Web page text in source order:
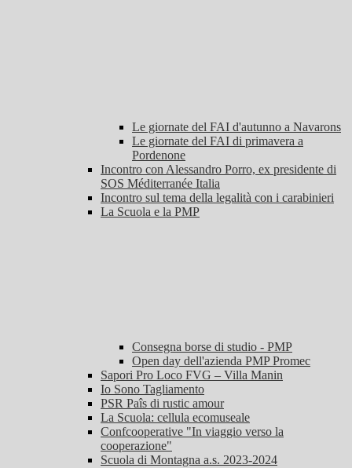
Le giornate del FAI d'autunno a Navarons
Le giornate del FAI di primavera a
Pordenone
Incontro con Alessandro Porro, ex presidente di
SOS Méditerranée Italia
Incontro sul tema della legalità con i carabinieri
La Scuola e la PMP
Consegna borse di studio - PMP
Open day dell'azienda PMP Promec
Sapori Pro Loco FVG – Villa Manin
Io Sono Tagliamento
PSR Paîs di rustic amour
La Scuola: cellula ecomuseale
Confcooperative "In viaggio verso la
cooperazione"
Scuola di Montagna a.s. 2023-2024